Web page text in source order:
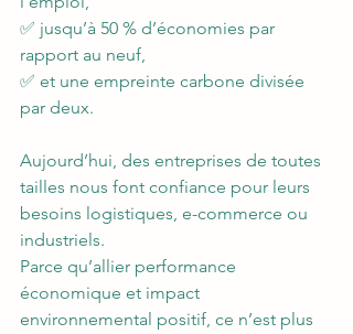
✅ jusqu’à 50 % d’économies par
rapport au neuf,
✅ et une empreinte carbone divisée
par deux.
Aujourd’hui, des entreprises de toutes
tailles nous font confiance pour leurs
besoins logistiques, e-commerce ou
industriels.
Parce qu’allier performance
économique et impact
environnemental positif, ce n’est plus